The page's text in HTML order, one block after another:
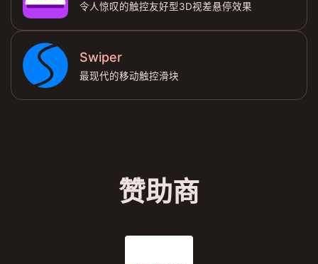
令人惊叹的触控友好型3D视差悬停效果
Swiper
最现代的移动触控滑块
赞助商